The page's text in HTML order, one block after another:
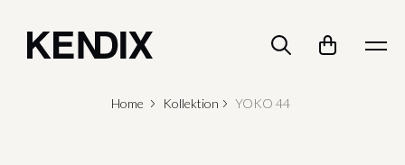
Home Kollektion YOKO 44